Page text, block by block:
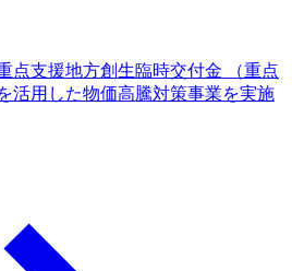
点支援地方創生臨時交付金 （重点
活用した物価高騰対策事業を実施